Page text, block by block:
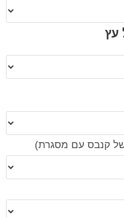
עץ
קנבס עם מסגרת)